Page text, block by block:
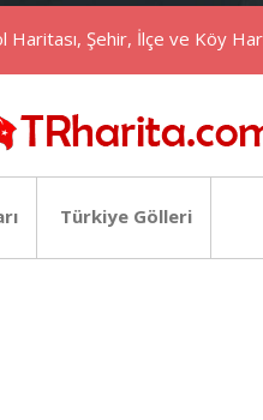
Haritası, Şehir, İlçe ve Köy
Türkiye Gölleri